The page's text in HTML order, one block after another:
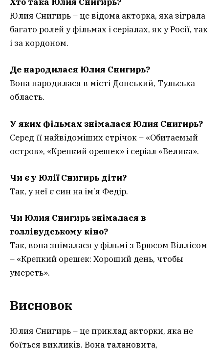
Юлия Снигирь – це відома акторка, яка зіграла
багато ролей у фільмах і серіалах, як у Росії, так
і за кордоном.
Де народилася Юлия Снигирь?
Вона народилася в місті Донський, Тульська
область.
У яких фільмах знімалася Юлия Снигирь?
Серед її найвідоміших стрічок – «Обитаемый
остров», «Крепкий орешек» і серіал «Велика».
Чи є у Юлії Снигирь діти?
Так, у неї є син на ім’я Федір.
Чи Юлия Снигирь знімалася в
голлівудському кіно?
Так, вона знімалася у фільмі з Брюсом Віллісом
– «Крепкий орешек: Хороший день, чтобы
умереть».
Висновок
Юлия Снигирь – це приклад акторки, яка не
боїться викликів. Вона талановита,